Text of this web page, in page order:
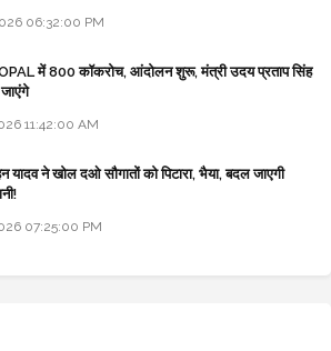
06:32:00 PM
में 800 कॉकरोच, आंदोलन शुरू, मंत्री उदय प्रताप सिंह
11:42:00 AM
यादव ने खोल दओ सौगातों को पिटारा, भैया, बदल जाएगी
07:25:00 PM